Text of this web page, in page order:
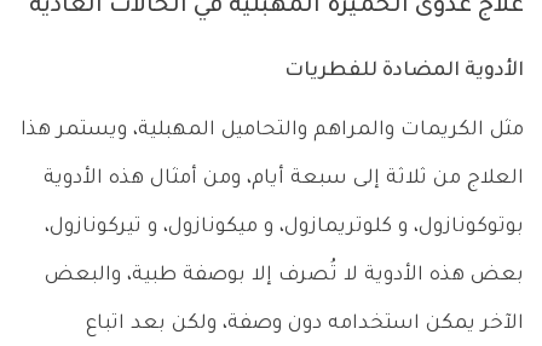
علاج عدوى الخميرة المهبلية في الحالات العادية
الأدوية المضادة للفطريات
مثل الكريمات والمراهم والتحاميل المهبلية، ويستمر هذا
العلاج من ثلاثة إلى سبعة أيام، ومن أمثال هذه الأدوية
بوتوكونازول، و كلوتريمازول، و ميكونازول، و تيركونازول،
بعض هذه الأدوية لا تُصرف إلا بوصفة طبية، والبعض
الآخر يمكن استخدامه دون وصفة، ولكن بعد اتباع